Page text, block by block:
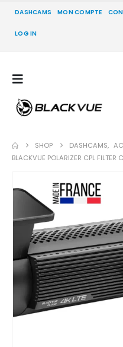
DASHCAMS MON COMPTE
LOG IN
SHOP DASHCAMS,
BLACKVUE POLARIZER CPL FILTER